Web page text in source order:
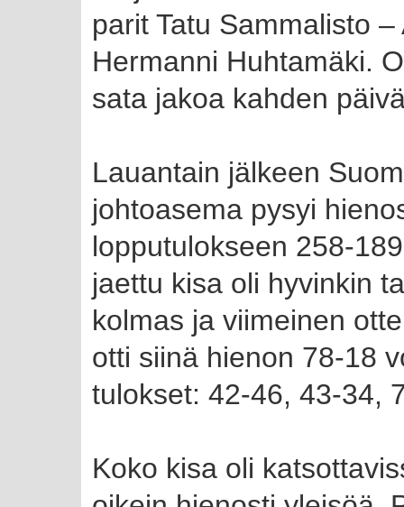
parit Tatu Sammalisto
Hermanni Huhtamäki.
sata jakoa kahden
Lauantain jälkeen
johtoasema pysyi
lopputulokseen 258-
jaettu kisa oli hyvinkin
kolmas ja viimeinen
otti siinä hienon 78-18
tulokset: 42-46, 43-34,
Koko kisa oli